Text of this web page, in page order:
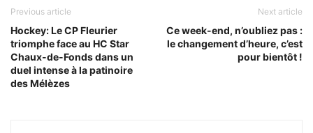
Previous article
Hockey: Le CP Fleurier
triomphe face au HC Star
Chaux-de-Fonds dans un
duel intense à la patinoire
des Mélèzes
Next article
Ce week-end, n’oubliez pas :
le changement d’heure, c’est
pour bientôt !